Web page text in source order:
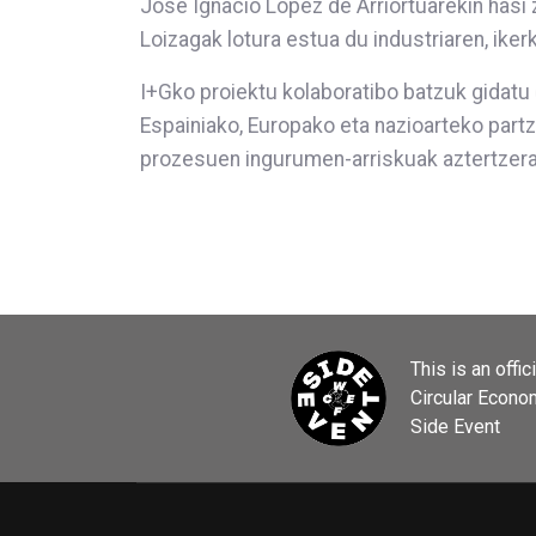
José Ignacio López de Arriortuarekin hasi
Loizagak lotura estua du industriaren,
I+Gko proiektu kolaboratibo batzuk
Espainiako, Europako eta nazioarteko
prozesuen ingurumen-arriskuak
This is an
Circular
Side Event